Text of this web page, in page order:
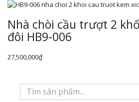
Nhà chòi cầu trượt 2
đôi HB9-006
27,500,000₫